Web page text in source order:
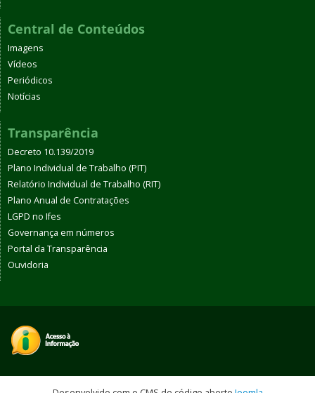
Central de Conteúdos
Imagens
Vídeos
Periódicos
Notícias
Transparência
Decreto 10.139/2019
Plano Individual de Trabalho (PIT)
Relatório Individual de Trabalho (RIT)
Plano Anual de Contratações
LGPD no Ifes
Governança em números
Portal da Transparência
Ouvidoria